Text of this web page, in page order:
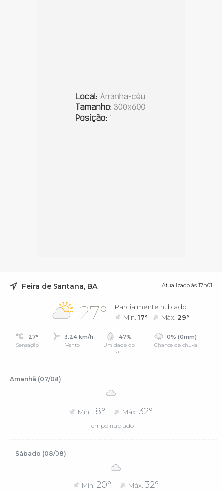
Feira de Santana, BA Atualizado às 17h01
27°
Parcialmente nublado
Mín.17° Máx. 29°
27°
Sensação
3.24 km/h
Vento
47%
Umidade do
ar
0% (0mm)
Chance de chuva
Amanhã (07/08)
Mín. 18° Máx. 32°
Tempo nublado
Sábado (08/08)
Mín. 20° Máx.32°